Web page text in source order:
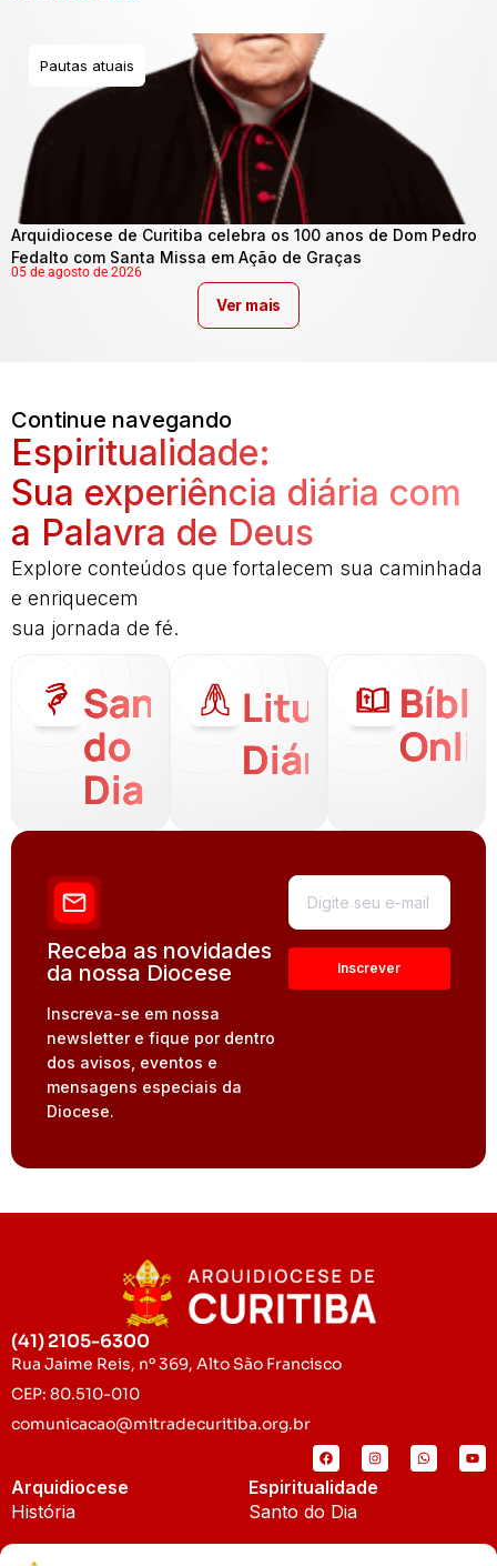
Pautas atuais
Arquidiocese de Curitiba celebra os 100 anos de Dom Pedro
Fedalto com Santa Missa em Ação de Graças
05 de agosto de 2026
Ver mais
Continue navegando
Espiritualidade:
Sua experiência diária com
a Palavra de Deus
Explore conteúdos que fortalecem sua caminhada
e enriquecem
sua jornada de fé.
Santo
do
Dia
Liturgia
Diária
Receba as novidades
da nossa Diocese
Inscreva-se em nossa
newsletter e fique por dentro
dos avisos, eventos e
mensagens especiais da
Diocese.
(41) 2105-6300
Rua Jaime Reis, nº 369, Alto São Francisco
CEP: 80.510-010
comunicacao@mitradecuritiba.org.br
Arquidiocese
História
Espiritualidade
Santo do Dia